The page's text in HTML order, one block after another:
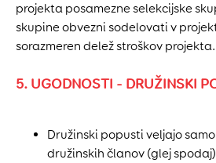
projekta posamezne selekcijske
skupine obvezni sodelovati v
sorazmeren delež stroškov projekta.
5. UGODNOSTI - DRUŽINSKI
Družinski popusti veljajo
družinskih članov (glej